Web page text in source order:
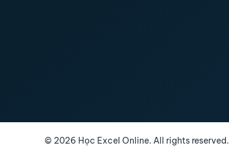
© 2026 Học Excel Online. All rights reserved.